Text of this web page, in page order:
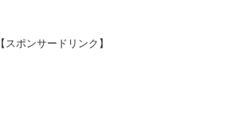
【スポンサードリンク】